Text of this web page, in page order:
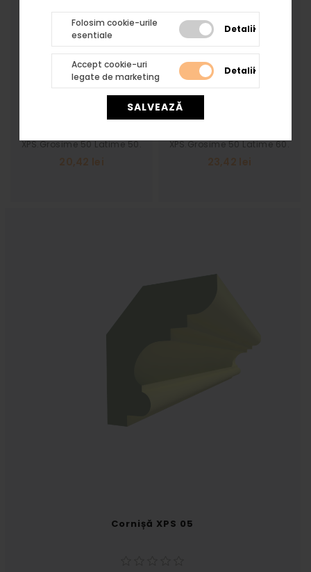
Folosim cookie-urile
esentiale
Detalii
Accept cookie-uri
legate de marketing
Detalii
SALVEAZĂ
Cornișă XPS 03
XPS.Grosime 50 Latime 50.
Pret pe buc 2 ml.
20,42 lei
Cornișă XPS 04
XPS.Grosime 50 Latime 60.
Pret pe buc 2 ml.
23,42 lei
Cornișă XPS 05